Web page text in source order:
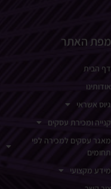
מפת האתר
דף הבית
אודותינו
גיוס אשראי
קנייה ומכירת עסקים
מאגר עסקים למכירה לפי
תחומים
מידע מקצועי